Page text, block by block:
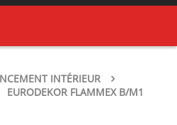
INTÉRIEUR
EURODEKOR FLAMMEX B/M1